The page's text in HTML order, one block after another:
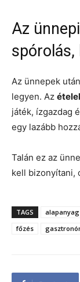
Az
Az ünnepek
legyen. Az
játék, ízgazdag
egy lazább
Talán ez az
kell bizonyítani,
TAGS alapanyag
főzés